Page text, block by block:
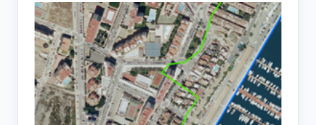
Dominio
Público
Marítimo
Terrestre